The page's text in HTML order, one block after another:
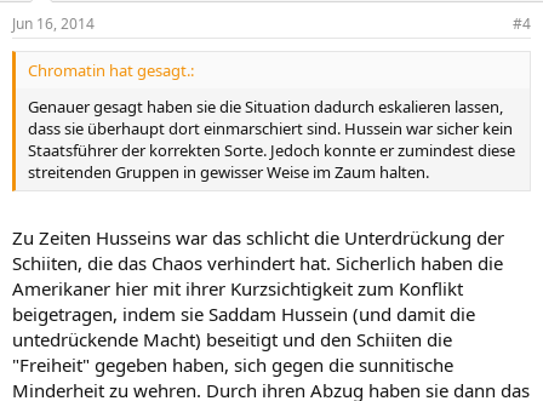
Jun 16, 2014 #4
Chromatin hat gesagt.:
Genauer gesagt haben sie die Situation dadurch eskalieren lassen,
dass sie überhaupt dort einmarschiert sind. Hussein war sicher kein
Staatsführer der korrekten Sorte. Jedoch konnte er zumindest diese
streitenden Gruppen in gewisser Weise im Zaum halten.
Zu Zeiten Husseins war das schlicht die Unterdrückung der
Schiiten, die das Chaos verhindert hat. Sicherlich haben die
Amerikaner hier mit ihrer Kurzsichtigkeit zum Konflikt
beigetragen, indem sie Saddam Hussein (und damit die
untedrückende Macht) beseitigt und den Schiiten die
"Freiheit" gegeben haben, sich gegen die sunnitische
Minderheit zu wehren. Durch ihren Abzug haben sie dann das